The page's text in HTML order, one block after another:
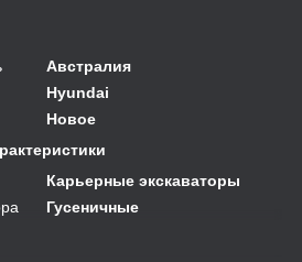
Австралия
Hyundai
Новое
Карьерные экскаваторы
Гусеничные